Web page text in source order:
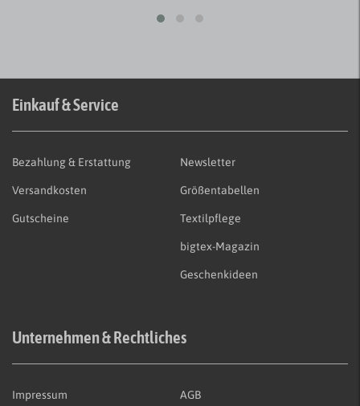
Einkauf & Service
Bezahlung & Erstattung
Versandkosten
Gutscheine
Newsletter
Größentabellen
Textilpflege
bigtex-Magazin
Geschenkideen
Unternehmen & Rechtliches
Impressum AGB